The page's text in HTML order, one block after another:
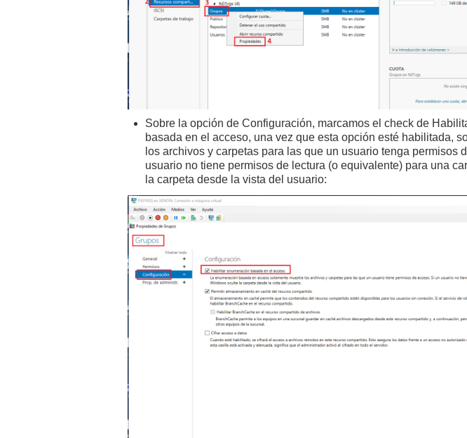
Sobre la opción de Configuración, marcamos el check de
basada en el acceso, una vez que esta opción esté habilitada,
los archivos y carpetas para las que un usuario tenga permisos
usuario no tiene permisos de lectura (o equivalente) para una
la carpeta desde la vista del usuario: